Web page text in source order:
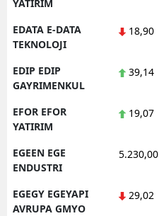
YATIRIM
EDATA E-DATA
TEKNOLOJI
18,90
EDIP EDIP
GAYRIMENKUL
39,14
EFOR EFOR
YATIRIM
19,07
EGEEN EGE
ENDUSTRI
5.230,00
EGEGY EGEYAPI
AVRUPA GMYO
29,02